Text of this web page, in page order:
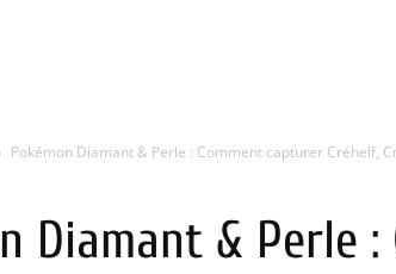
Pokémon Diamant & Perle : Comment capturer Créhelf,
Diamant & Perle